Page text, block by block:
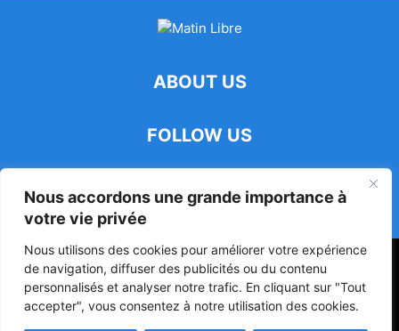
Nous accordons une grande importance à
votre vie privée
Nous utilisons des cookies pour améliorer votre expérience
de navigation, diffuser des publicités ou du contenu
personnalisés et analyser notre trafic. En cliquant sur "Tout
accepter", vous consentez à notre utilisation des cookies.
ABOUT US
FOLLOW US
47ᵉ Assemblée Mondiale sur la Protection de la Vie Privée: Me
Luciano Hounkponou représente le Bénin à Séoul